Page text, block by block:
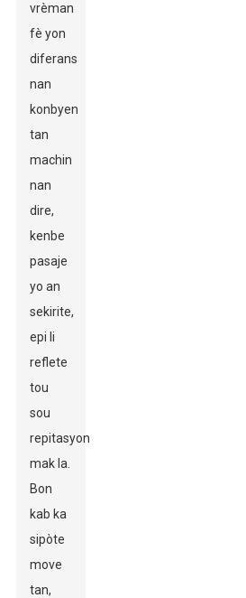
vrèman
fè yon
diferans
nan
konbyen
tan
machin
nan
dire,
kenbe
pasaje
yo an
sekirite,
epi li
reflete
tou
sou
repitasyon
mak la.
Bon
kab ka
sipòte
move
tan,